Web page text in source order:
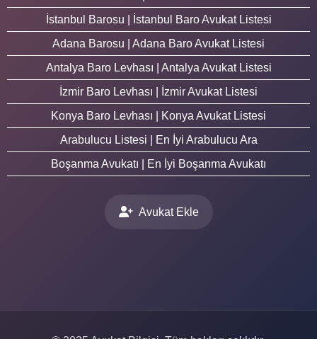
İstanbul Barosu | İstanbul Baro Avukat Listesi
Adana Barosu | Adana Baro Avukat Listesi
Antalya Baro Levhası | Antalya Avukat Listesi
İzmir Baro Levhası | İzmir Avukat Listesi
Konya Baro Levhası | Konya Avukat Listesi
Arabulucu Listesi | En İyi Arabulucu Ara
Boşanma Avukatı | En İyi Boşanma Avukatı
Avukat Ekle